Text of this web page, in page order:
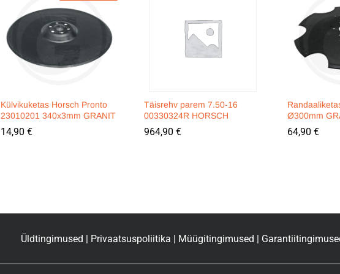
Külvikuketas Horsch Pronto
23010201 340x3mm GRANIT
14,90 €
Täisrehv parem 7.50-16
00330324R HORSCH
964,90 €
Ø300mm
64,90 €
Üldtingimused | Privaatsuspoliitika | Müügitingimused |